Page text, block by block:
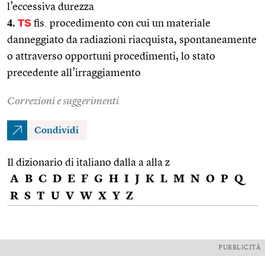
l’eccessiva durezza
4. TS fis. procedimento con cui un materiale
danneggiato da radiazioni riacquista, spontaneamente
o attraverso opportuni procedimenti, lo stato
precedente all’irraggiamento
Correzioni e suggerimenti
Condividi
Il dizionario di italiano dalla a alla z
A B C D E F G H I J K L M N O P Q
R S T U V W X Y Z
PUBBLICITÀ